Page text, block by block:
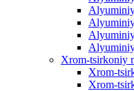
Xrom-tsirkoniy
Xrom-
Xrom-